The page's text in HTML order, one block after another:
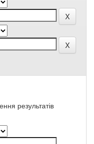
результатів